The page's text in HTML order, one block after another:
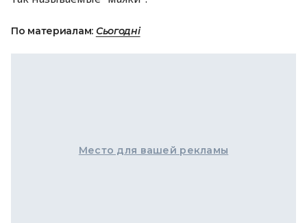
По материалам: Сьогодні
Место для вашей рекламы